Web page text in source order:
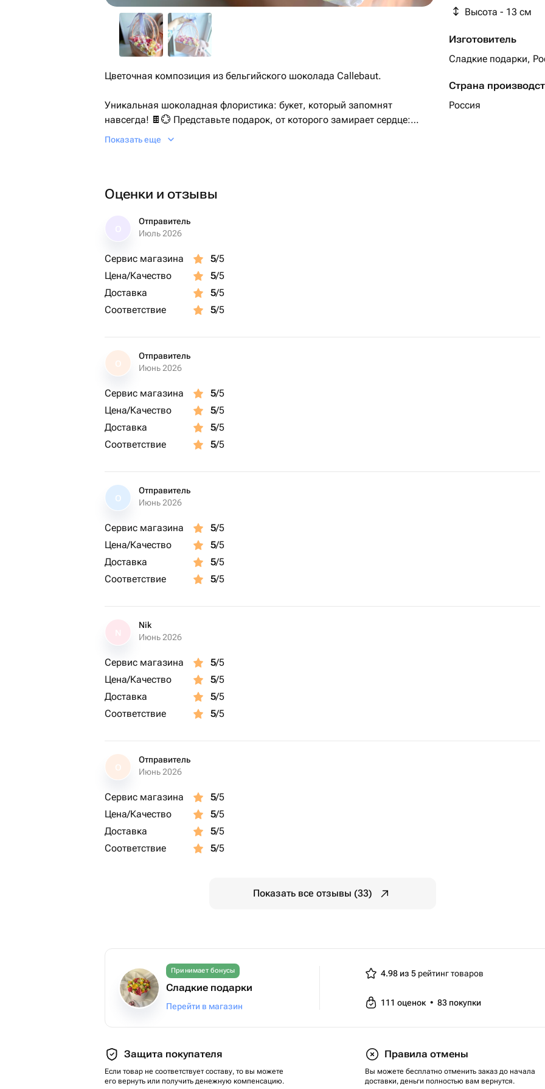
Высота - 13 см
Изготовитель
Сладкие подарки,
Страна
Россия
Цветочная композиция из бельгийского шоколада Callebaut.
Уникальная шоколадная флористика: букет, который запомнят
навсегда! 🍫💮 Представьте подарок, от которого замирает сердце:
цветочная композиция из бельгийского шоколада Callebaut. Это не
Срок годности 60 дней при комнатной температуре.
Подарок на день рождение, на 14 февраля, маме, подруге, девушке,
жене, любимой, дочери, сестре, бабушке, коллеге
Показать еще
Оценки и отзывы
Отправитель
Июль 2026
Сервис магазина 5/5
Цена/Качество
5/5
Доставка
5/5
Соответствие
5/5
О
Отправитель
Июнь 2026
Сервис магазина 5/5
Цена/Качество
5/5
Доставка
5/5
Соответствие
5/5
О
Отправитель
Июнь 2026
Сервис магазина 5/5
Цена/Качество
5/5
Доставка
5/5
Соответствие
5/5
Nik
Июнь 2026
Сервис магазина 5/5
Цена/Качество
5/5
Доставка
5/5
Соответствие
5/5
О
Отправитель
Июнь 2026
Сервис магазина 5/5
Цена/Качество
5/5
Доставка
5/5
Соответствие
5/5
Показать все отзывы (33)
Принимает бонусы
Сладкие подарки
Перейти в магазин
4.98 из 5 рейтинг товаров
111 оценок • 83 покупки
Защита покупателя
Если товар не соответствует составу, то вы можете
его вернуть или получить денежную компенсацию.
Правила отмены
Вы можете бесплатно отменить заказ до начала
доставки, деньги полностью вам вернутся.